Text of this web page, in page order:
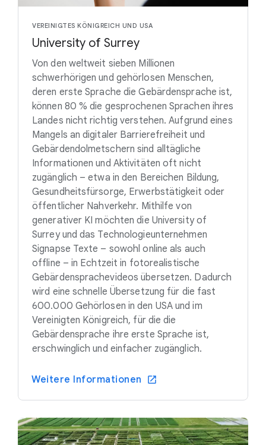
VEREINIGTES KÖNIGREICH UND USA
University of Surrey
Von den weltweit sieben Millionen
schwerhörigen und gehörlosen Menschen,
deren erste Sprache die Gebärdensprache ist,
können 80 % die gesprochenen Sprachen ihres
Landes nicht richtig verstehen. Aufgrund eines
Mangels an digitaler Barrierefreiheit und
Gebärdendolmetschern sind alltägliche
Informationen und Aktivitäten oft nicht
zugänglich – etwa in den Bereichen Bildung,
Gesundheitsfürsorge, Erwerbstätigkeit oder
öffentlicher Nahverkehr. Mithilfe von
generativer KI möchten die University of
Surrey und das Technologieunternehmen
Signapse Texte – sowohl online als auch
offline – in Echtzeit in fotorealistische
Gebärdensprachevideos übersetzen. Dadurch
wird eine schnelle Übersetzung für die fast
600.000 Gehörlosen in den USA und im
Vereinigten Königreich, für die die
Gebärdensprache ihre erste Sprache ist,
erschwinglich und einfacher zugänglich.
Weitere Informationen